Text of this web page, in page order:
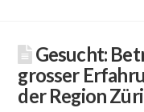
Gesucht:
grosser
der Region